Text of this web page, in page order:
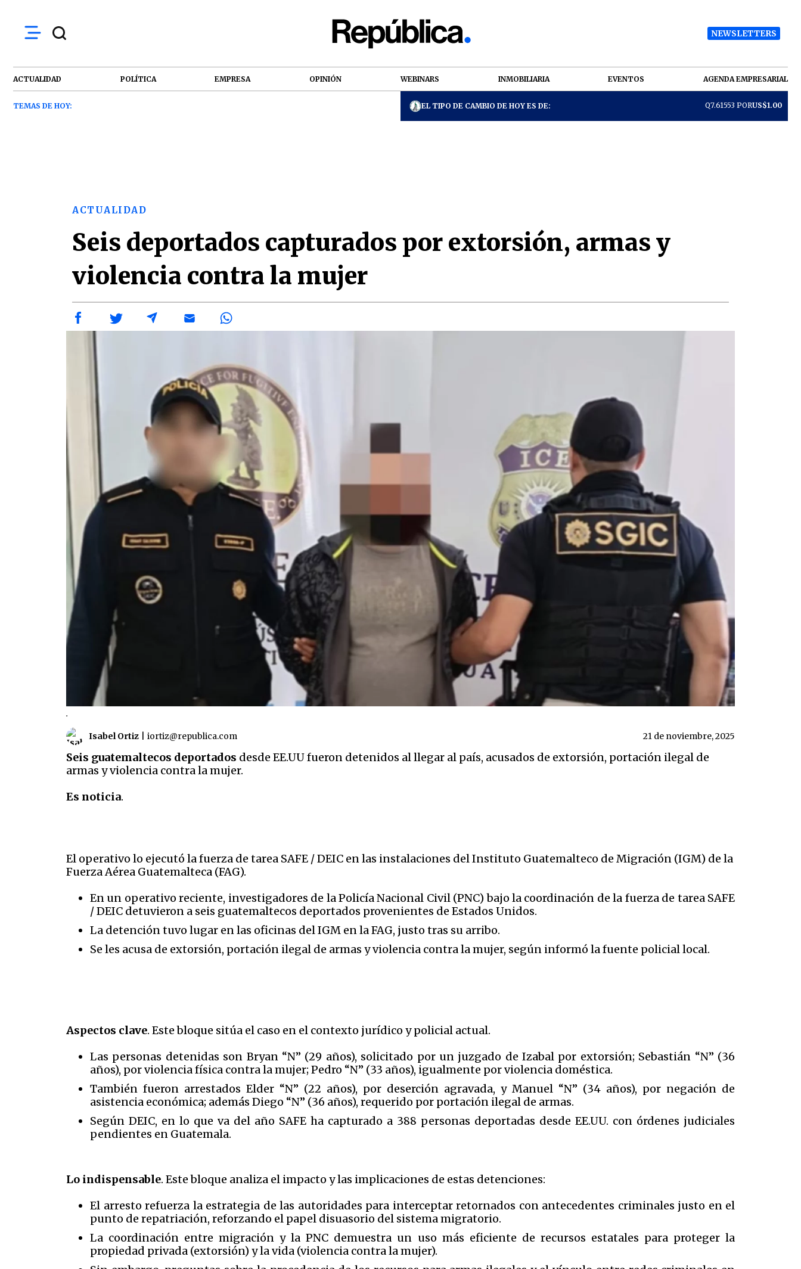
NEWSLETTERS
ACTUALIDAD POLÍTICA EMPRESA OPINIÓN WEBINARS INMOBILIARIA EVENTOS AGENDA EMPRESARIAL
TEMAS DE HOY: EL TIPO DE CAMBIO DE HOY ES DE: Q7.61553 PORUS$1.00
ACTUALIDAD
Seis deportados capturados por extorsión, armas y
violencia contra la mujer
.
Isabel Ortiz iortiz@republica.com 21 de noviembre, 2025
Seis guatemaltecos deportados desde EE.UU fueron detenidos al llegar al país, acusados de extorsión, portación ilegal de
armas y violencia contra la mujer.
Es noticia.
El operativo lo ejecutó la fuerza de tarea SAFE / DEIC en las instalaciones del Instituto Guatemalteco de Migración (IGM) de la
Fuerza Aérea Guatemalteca (FAG).
En un operativo reciente, investigadores de la Policía Nacional Civil (PNC) bajo la coordinación de la fuerza de tarea SAFE
/ DEIC detuvieron a seis guatemaltecos deportados provenientes de Estados Unidos.
La detención tuvo lugar en las oficinas del IGM en la FAG, justo tras su arribo.
Se les acusa de extorsión, portación ilegal de armas y violencia contra la mujer, según informó la fuente policial local.
Aspectos clave. Este bloque sitúa el caso en el contexto jurídico y policial actual.
Las personas detenidas son Bryan “N” (29 años), solicitado por un juzgado de Izabal por extorsión; Sebastián “N” (36
años), por violencia física contra la mujer; Pedro “N” (33 años), igualmente por violencia doméstica.
También fueron arrestados Elder “N” (22 años), por deserción agravada, y Manuel “N” (34 años), por negación de
asistencia económica; además Diego “N” (36 años), requerido por portación ilegal de armas.
Según DEIC, en lo que va del año SAFE ha capturado a 388 personas deportadas desde EE.UU. con órdenes judiciales
pendientes en Guatemala.
Lo indispensable. Este bloque analiza el impacto y las implicaciones de estas detenciones:
El arresto refuerza la estrategia de las autoridades para interceptar retornados con antecedentes criminales justo en el
punto de repatriación, reforzando el papel disuasorio del sistema migratorio.
La coordinación entre migración y la PNC demuestra un uso más eficiente de recursos estatales para proteger la
propiedad privada (extorsión) y la vida (violencia contra la mujer).